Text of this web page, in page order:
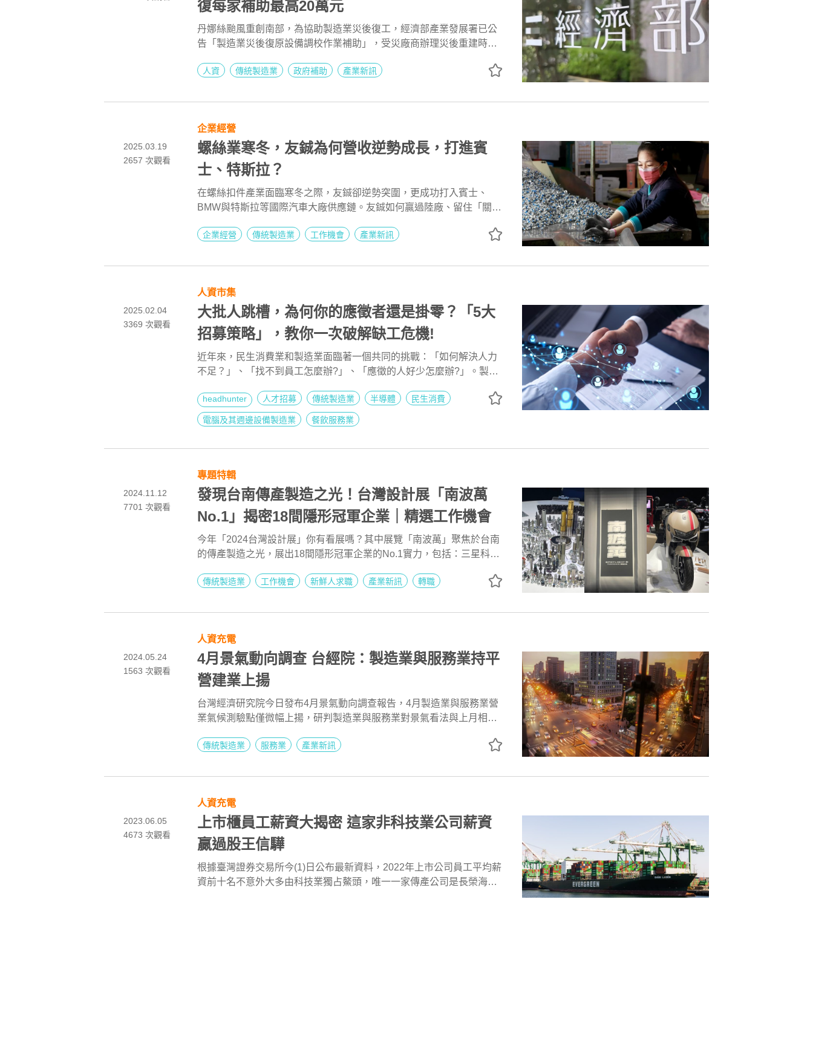
復每家補助最高20萬元
丹娜絲颱風重創南部，為協助製造業災後復工，經濟部產業發展署已公
告「製造業災後復原設備調校作業補助」，受災廠商辦理災後重建時機
署表示，即日起受理申請。
人資 傳統製造業 政府補助 產業新訊
2025.03.19
2657 次觀看
企業經營
螺絲業寒冬，友鋮為何營收逆勢成長，打進賓
士、特斯拉？
在螺絲扣件產業面臨寒冬之際，友鋮卻逆勢突圍，更成功打入賓士、
BMW與特斯拉等國際汽車大廠供應鏈。友鋮如何贏過陸廠、留住「關鍵
逆境的傳產借鏡。
企業經營 傳統製造業 工作機會 產業新訊
2025.02.04
3369 次觀看
人資市集
大批人跳槽，為何你的應徵者還是掛零？「5大
招募策略」，教你一次破解缺工危機!
近年來，民生消費業和製造業面臨著一個共同的挑戰：「如何解決人力
不足？」、「找不到員工怎麼辦?」、「應徵的人好少怎麼辦?」。製造
造業長期缺工問題更顯著。同時，民生消費業受到國內消費活躍和長期
人力缺口的雙重影響，所以許多企業高喊，「已經將薪水高於同業很
多，為何我還是請不到人，流動率又高？」因此，本文將整理資深獵頭
headhunter 人才招募 傳統製造業 半導體 民生消費
電腦及其週邊設備製造業 餐飲服務業
2024.11.12
7701 次觀看
專題特輯
發現台南傳產製造之光！台灣設計展「南波萬
No.1」揭密18間隱形冠軍企業｜精選工作機會
今年「2024台灣設計展」你有看展嗎？其中展覽「南波萬」聚焦於台南
的傳產製造之光，展出18間隱形冠軍企業的No.1實力，包括：三星科
等。雖然展期已結束，《104職場力》小編帶大家實地直擊，並同步整
傳統製造業 工作機會 新鮮人求職 產業新訊 轉職
2024.05.24
1563 次觀看
人資充電
4月景氣動向調查 台經院：製造業與服務業持平
營建業上揚
台灣經濟研究院今日發布4月景氣動向調查報告，4月製造業與服務業營
業氣候測驗點僅微幅上揚，研判製造業與服務業對景氣看法與上月相比
傳統製造業 服務業 產業新訊
2023.06.05
4673 次觀看
人資充電
上市櫃員工薪資大揭密 這家非科技業公司薪資
贏過股王信驊
根據臺灣證券交易所今(1)日公布最新資料，2022年上市公司員工平均薪
資前十名不意外大多由科技業獨占鰲頭，唯一一家傳產公司是長榮海運